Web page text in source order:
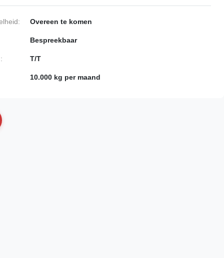
Overeen te komen
Bespreekbaar
T/T
10.000 kg per maand